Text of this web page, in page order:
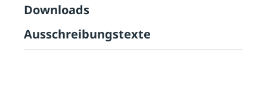
Downloads
Ausschreibungstexte